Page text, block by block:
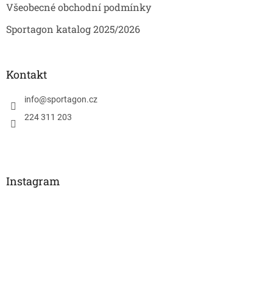
Všeobecné obchodní podmínky
Sportagon katalog 2025/2026
Kontakt
info@sportagon.cz
224 311 203
Instagram